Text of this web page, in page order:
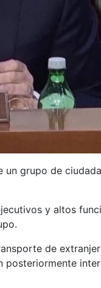
grupo de
y altos
de